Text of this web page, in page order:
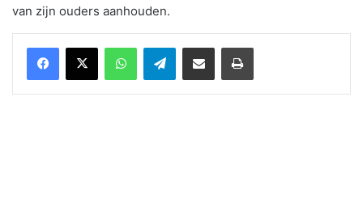
van zijn ouders aanhouden.
WhatsAppTelegramDelen via Email Print